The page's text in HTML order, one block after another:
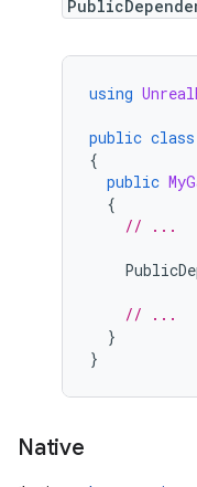
using
public class
{
public
{
// ...
// ...
}
}
Native